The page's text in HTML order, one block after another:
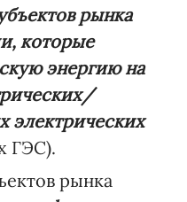
рынка
которые
энергию на
электрических
ГЭС).
рынка